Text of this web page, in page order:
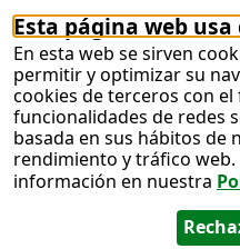
Esta página web usa
En esta web se sirven
permitir y optimizar su
cookies de terceros con
funcionalidades de redes
basada en sus hábitos de
rendimiento y tráfico
información en nuestra